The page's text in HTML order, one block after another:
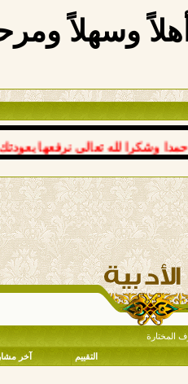
وسهلاً
لله تعالى نرفعها بعودتك
المختارة
التقييم آخر